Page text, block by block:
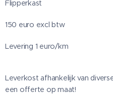
Flipperkast
150 euro excl btw
Levering 1 euro/km
Leverkost afhankelijk van
een offerte op maat!